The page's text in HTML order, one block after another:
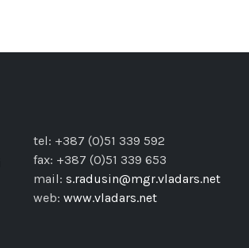
tel: +387 (0)51 339 592
fax: +387 (0)51 339 653
mail: s.radusin@mgr.vladars.net
web: www.vladars.net